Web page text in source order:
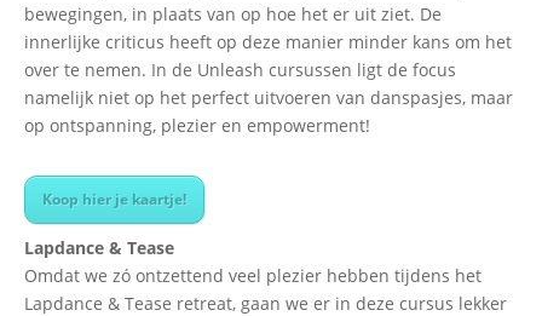
bewegingen, in plaats van op hoe het er uit ziet. De
innerlijke criticus heeft op deze manier minder kans om het
over te nemen. In de Unleash cursussen ligt de focus
namelijk niet op het perfect uitvoeren van danspasjes, maar
op ontspanning, plezier en empowerment!
Koop hier je kaartje!
Lapdance & Tease
Omdat we zó ontzettend veel plezier hebben tijdens het
Lapdance & Tease retreat, gaan we er in deze cursus lekker